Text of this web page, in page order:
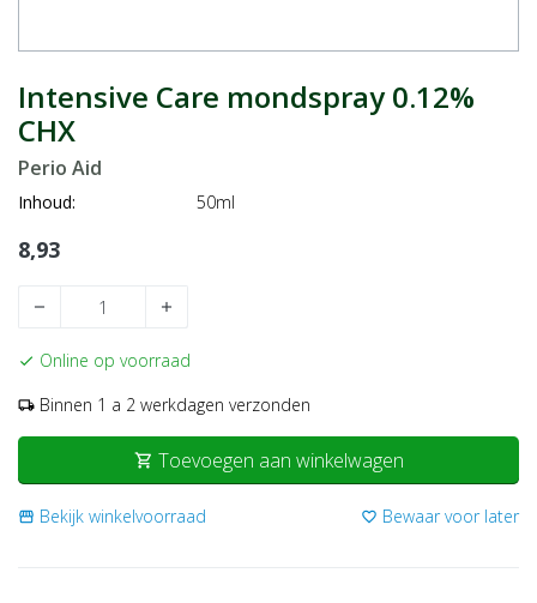
Intensive Care mondspray 0.12%
CHX
Perio Aid
Inhoud: 50ml
8,93
remove add
check Online op voorraad
local_shipping Binnen 1 a 2 werkdagen verzonden
shopping_cart Toevoegen aan winkelwagen
storefront Bekijk winkelvoorraad favorite_border Bewaar voor later